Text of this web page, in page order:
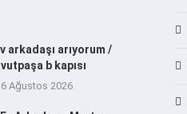
arkadaşı arıyorum /
b kapısı
6 Ağustos 2026